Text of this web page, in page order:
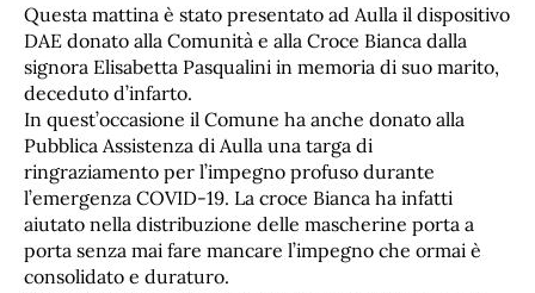
Questa mattina è stato presentato ad Aulla il dispositivo
DAE donato alla Comunità e alla Croce Bianca dalla
signora Elisabetta Pasqualini in memoria di suo marito,
deceduto d’infarto.
In quest’occasione il Comune ha anche donato alla
Pubblica Assistenza di Aulla una targa di
ringraziamento per l’impegno profuso durante
l’emergenza COVID-19. La croce Bianca ha infatti
aiutato nella distribuzione delle mascherine porta a
porta senza mai fare mancare l’impegno che ormai è
consolidato e duraturo.